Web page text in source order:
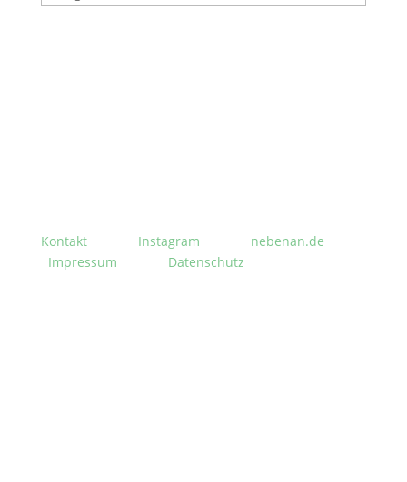
Kontakt Instagram
nebenan.de
Impressum
Datenschutz